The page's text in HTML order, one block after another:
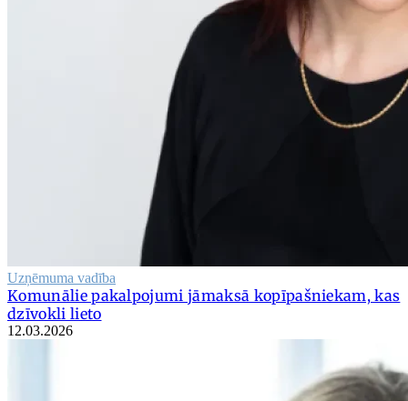
Uzņēmuma vadība
Komunālie pakalpojumi jāmaksā kopīpašniekam, kas
dzīvokli lieto
12.03.2026